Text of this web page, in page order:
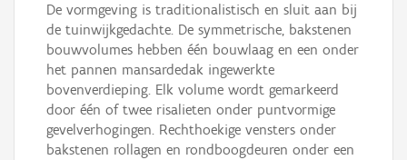
De vormgeving is traditionalistisch en sluit aan bij
de tuinwijkgedachte. De symmetrische, bakstenen
bouwvolumes hebben één bouwlaag en een onder
het pannen mansardedak ingewerkte
bovenverdieping. Elk volume wordt gemarkeerd
door één of twee risalieten onder puntvormige
gevelverhogingen. Rechthoekige vensters onder
bakstenen rollagen en rondboogdeuren onder een